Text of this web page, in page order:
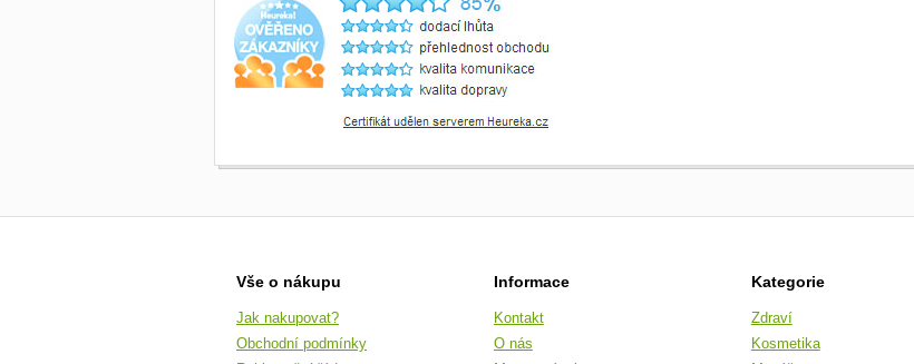
Vše o nákupu
Jak nakupovat?
Obchodní podmínky
Informace
Kontakt
O nás
Kategorie
Zdraví
Kosmetika